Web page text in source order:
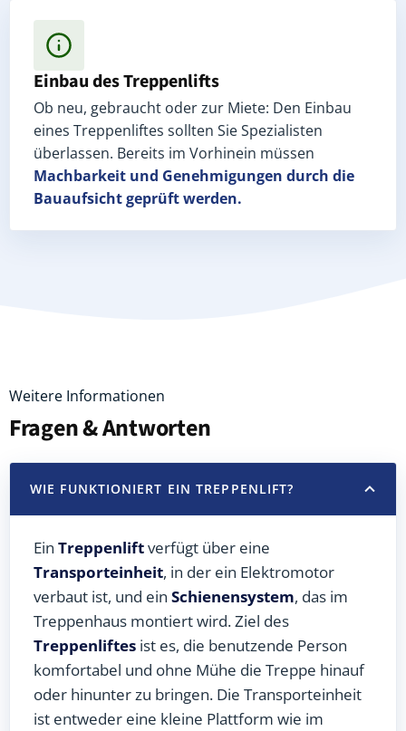
Einbau des Treppenlifts
Ob neu, gebraucht oder zur Miete: Den Einbau
eines Treppenliftes sollten Sie Spezialisten
überlassen. Bereits im Vorhinein müssen
Machbarkeit und Genehmigungen durch die
Bauaufsicht geprüft werden.
Weitere Informationen
Fragen & Antworten
WIE FUNKTIONIERT EIN TREPPENLIFT?
Ein Treppenliftverfügt über eine
Transporteinheit, in der ein Elektromotor
verbaut ist, und ein Schienensystem, das im
Treppenhaus montiert wird. Ziel des
Treppenliftes ist es, die benutzende Person
komfortabel und ohne Mühe die Treppe hinauf
oder hinunter zu bringen. Die Transporteinheit
ist entweder eine kleine Plattform wie im